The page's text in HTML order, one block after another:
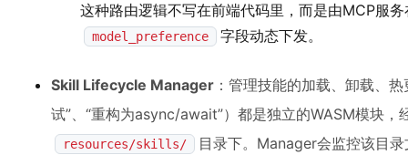
这种路由逻辑不写在前端代码里，而是由MCP服
model_preference 字段动态下发。
Skill Lifecycle Manager ：管理技能的加载、卸载、
试”、“重构为async/await”）都是独立的WASM模块，
resources/skills/
目录下。Manager会监控该目